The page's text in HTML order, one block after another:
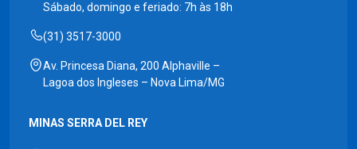
Sábado, domingo e feriado: 7h às 18h
(31) 3517-3000
Av. Princesa Diana, 200 Alphaville –
Lagoa dos Ingleses – Nova Lima/MG
MINAS SERRA DEL REY